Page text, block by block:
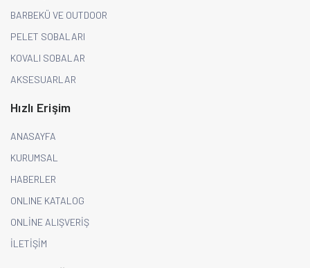
BARBEKÜ VE OUTDOOR
PELET SOBALARI
KOVALI SOBALAR
AKSESUARLAR
Hızlı Erişim
ANASAYFA
KURUMSAL
HABERLER
ONLINE KATALOG
ONLİNE ALIŞVERİŞ
İLETİŞİM